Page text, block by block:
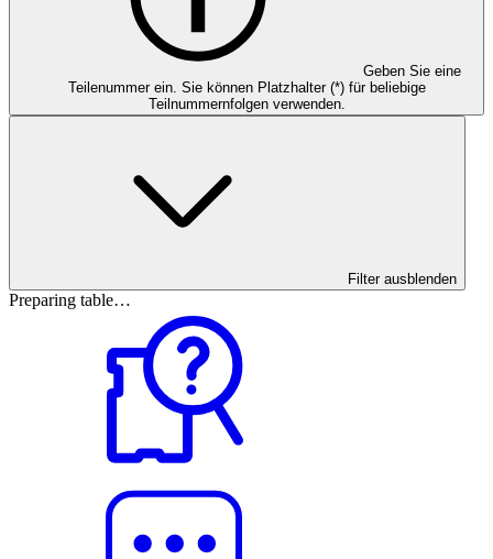
Geben Sie eine
Teilenummer ein. Sie können Platzhalter (*) für beliebige
Teilnummernfolgen verwenden.
Filter ausblenden
Preparing table…